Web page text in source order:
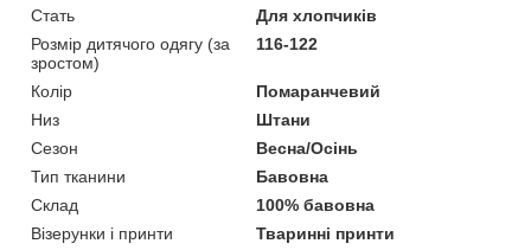
Стать
Для хлопчиків
Розмір дитячого одягу (за
зростом)
116-122
Колір
Помаранчевий
Низ
Штани
Сезон
Весна/Осінь
Тип тканини
Бавовна
Склад
100% бавовна
Візерунки і принти
Тваринні принти